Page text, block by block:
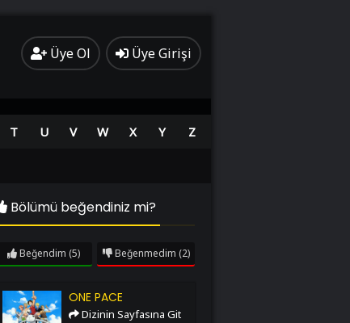
Üye Ol Üye Girişi
T U V W X Y Z
Bölümü beğendiniz mi?
Beğendim (5) Beğenmedim (2)
One Pace ONE PACE
Dizinin Sayfasına Git